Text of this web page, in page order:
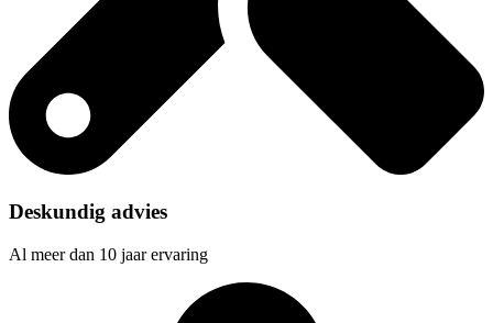
Deskundig advies
Al meer dan 10 jaar ervaring